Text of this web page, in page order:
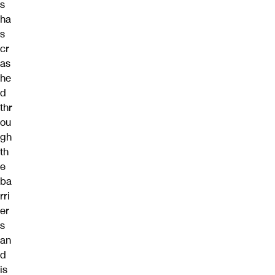
s
ha
s
cr
as
he
d
thr
ou
gh
th
e
ba
rri
er
s
an
d
is